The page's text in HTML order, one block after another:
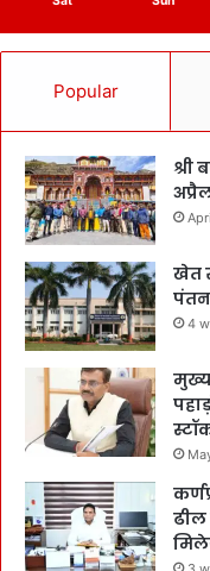
Popular
श्री
खेत
4
ढील